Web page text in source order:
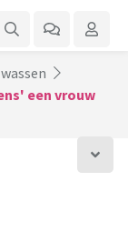
een vrouw